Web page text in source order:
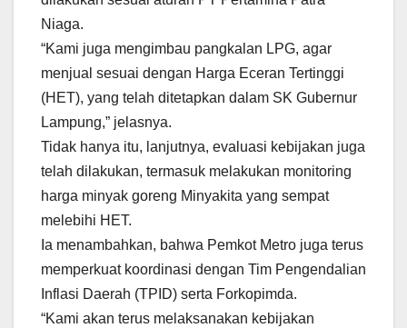
Niaga.
“Kami juga mengimbau pangkalan LPG, agar
menjual sesuai dengan Harga Eceran Tertinggi
(HET), yang telah ditetapkan dalam SK Gubernur
Lampung,” jelasnya.
Tidak hanya itu, lanjutnya, evaluasi kebijakan juga
telah dilakukan, termasuk melakukan monitoring
harga minyak goreng Minyakita yang sempat
melebihi HET.
Ia menambahkan, bahwa Pemkot Metro juga terus
memperkuat koordinasi dengan Tim Pengendalian
Inflasi Daerah (TPID) serta Forkopimda.
“Kami akan terus melaksanakan kebijakan